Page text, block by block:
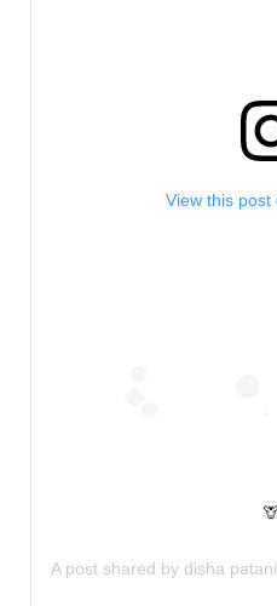
View this post
A post shared by disha